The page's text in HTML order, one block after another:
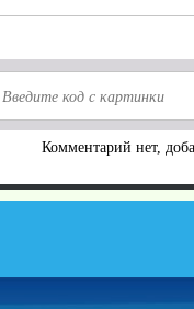
Комментарий нет,